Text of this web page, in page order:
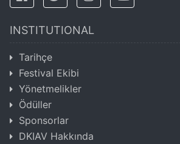
INSTITUTIONAL
Tarihçe
Festival Ekibi
Yönetmelikler
Ödüller
Sponsorlar
DKIAV Hakkında